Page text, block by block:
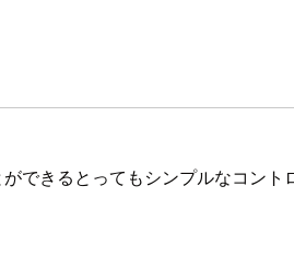
できるとってもシンプルなコント